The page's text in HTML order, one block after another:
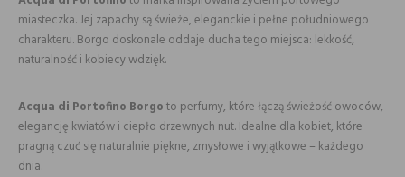
miasteczka. Jej zapachy są świeże, eleganckie i pełne południowego
charakteru. Borgo doskonale oddaje ducha tego miejsca: lekkość,
naturalność i kobiecy wdzięk.
Acqua di Portofino Borgoto perfumy, które łączą świeżość owoców,
elegancję kwiatów i ciepło drzewnych nut. Idealne dla kobiet, które
pragną czuć się naturalnie piękne, zmysłowe i wyjątkowe – każdego
dnia.